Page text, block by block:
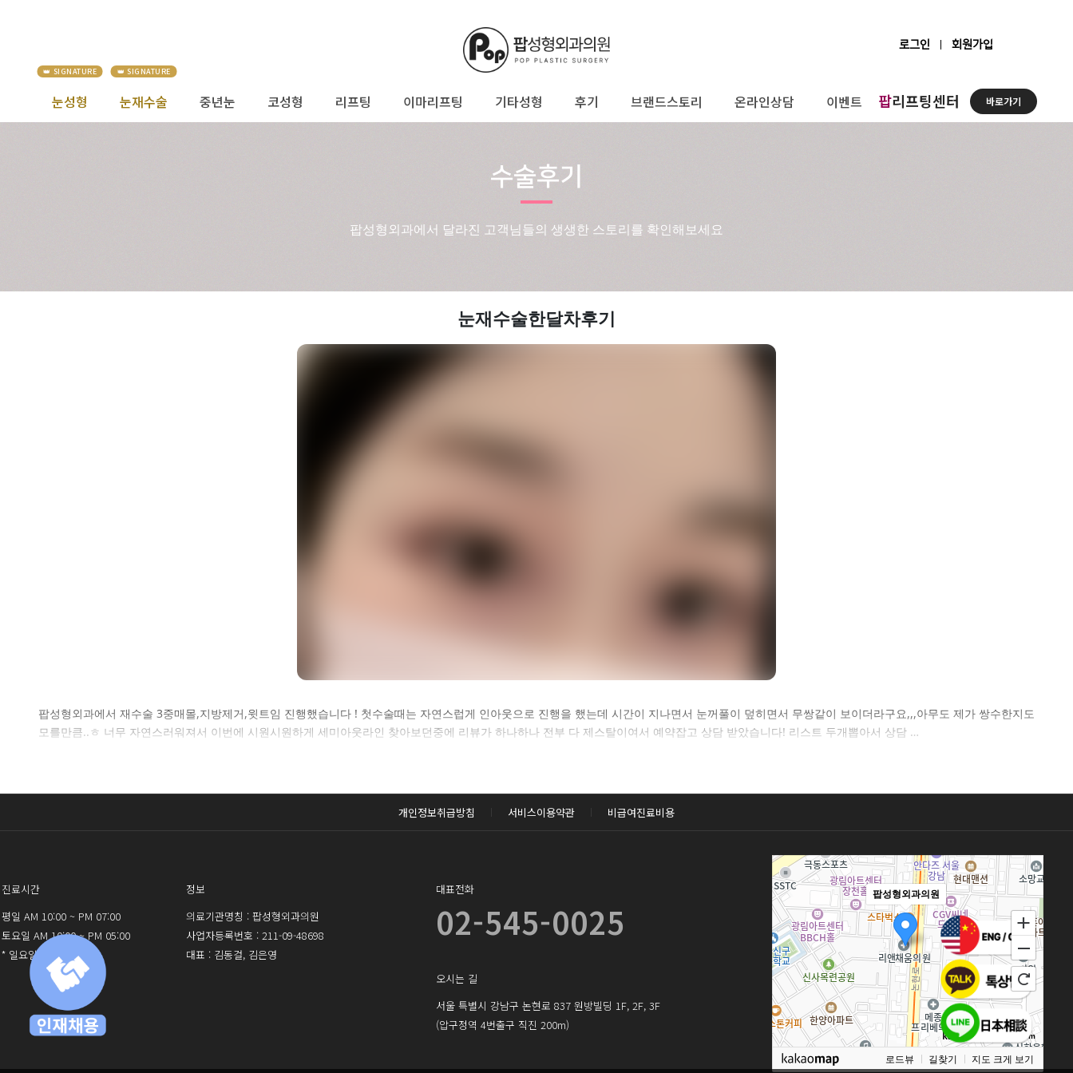
로그인 회원가입
눈성형 눈재수술 중년눈 코성형 리프팅 이마리프팅 기타성형 후기 브랜드스토리 온라인상담 이벤트 팝리프팅센터 바로가기
수술후기
팝성형외과에서 달라진 고객님들의 생생한 스토리를 확인해보세요
눈재수술한달차후기
셀카후기 전체 내용은
로그인 후 확인하실 수 있습니다.
팝성형외과에서 재수술 3중매몰,지방제거,윗트임 진행했습니다 ! 첫수술때는 자연스럽게 인아웃으로 진행을 했는데 시간이 지나면서 눈꺼풀이 덮히면서 무쌍같이 보이더라구요,,,아무도 제가 쌍수한지도
모를만큼..ㅎ 너무 자연스러워져서 이번에 시원시원하게 세미아웃라인 찾아보던중에 리뷰가 하나하나 전부 다 제스탈이여서 예약잡고 상담 받았습니다! 리스트 두개뽑아서 상담 …
개인정보취급방침 서비스이용약관 비급여진료비용
진료시간
평일 AM 10:00 ~ PM 07:00
토요일 AM 10:00 ~ PM 05:00
* 일요일 휴진
정보
의료기관명칭 : 팝성형외과의원
사업자등록번호 : 211-09-48698
대표 : 김동걸, 김은영
대표전화
02-545-0025
오시는 길
서울 특별시 강남구 논현로 837 원방빌딩 1F, 2F, 3F
(압구정역 4번출구 직진 200m)
팝성형외과의원
100m
로드뷰 길찾기 지도 크게 보기